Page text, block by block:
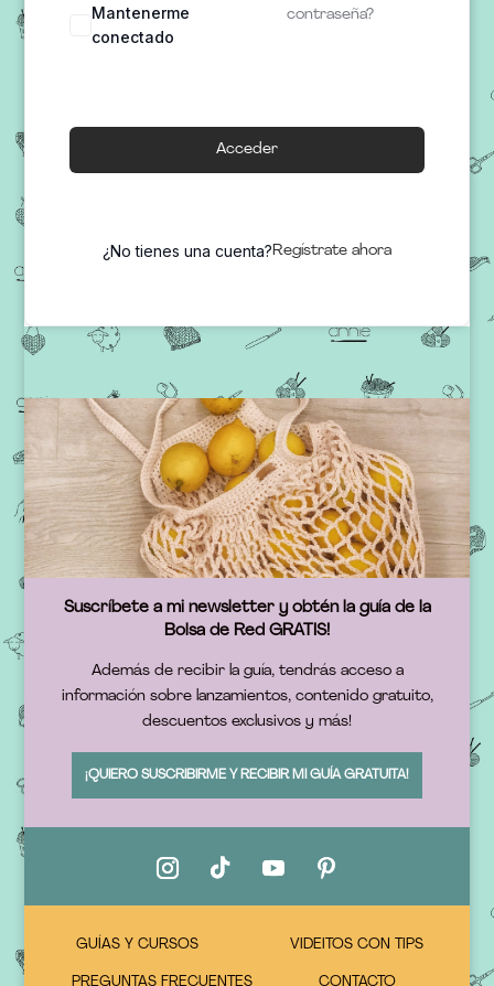
Mantenerme
conectado
contraseña?
Acceder
¿No tienes una cuenta?Regístrate ahora
Suscríbete a mi newsletter y obtén la guía de la
Bolsa de Red GRATIS!
Además de recibir la guía, tendrás acceso a
información sobre lanzamientos, contenido gratuito,
descuentos exclusivos y más!
¡QUIERO SUSCRIBIRME Y RECIBIR MI GUÍA GRATUITA!
GUÍAS Y CURSOS VIDEITOS CON TIPS
PREGUNTAS FRECUENTES CONTACTO